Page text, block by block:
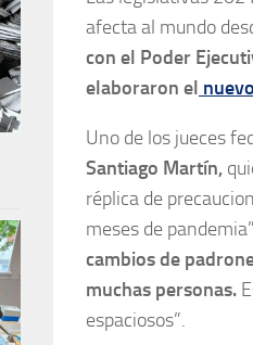
afecta al mundo
con el Poder
elaboraron el
Uno de los jueces
Santiago Martín,
réplica de
meses de
cambios de
muchas personas.
espaciosos”.